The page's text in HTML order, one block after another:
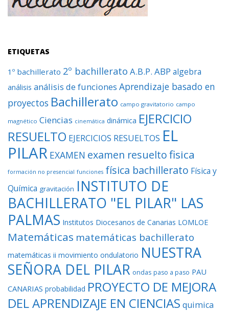
ETIQUETAS
1º bachillerato 2º bachillerato A.B.P. ABP algebra
análisis análisis de funciones Aprendizaje basado en
proyectos Bachillerato campo gravitatorio campo
magnético Ciencias cinemática dinámica EJERCICIO
RESUELTO EJERCICIOS RESUELTOS EL
PILAR EXAMEN examen resueltofisica
formación no presencial funciones física bachillerato Física y
Química gravitación INSTITUTO DE
BACHILLERATO "EL PILAR" LAS
PALMAS Institutos Diocesanos de Canarias LOMLOE
Matemáticas matemáticas bachillerato
matemáticas ii movimiento ondulatorio NUESTRA
SEÑORA DEL PILAR ondas paso a paso PAU
CANARIAS probabilidad PROYECTO DE MEJORA
DEL APRENDIZAJE EN CIENCIAS quimica